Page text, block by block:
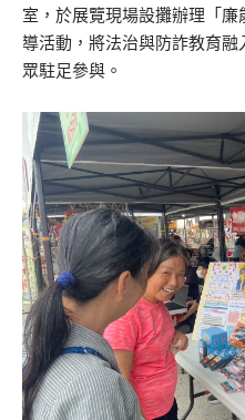
室，於展覽現場設攤辦理「
導活動，將法治與防詐教育
眾駐足參與。